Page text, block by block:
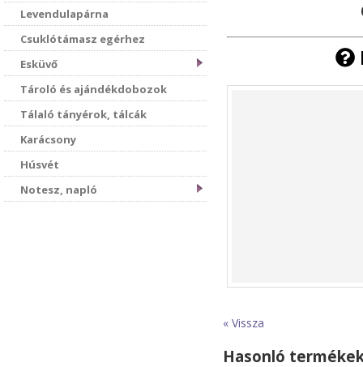
Levendulapárna
Csuklótámasz egérhez
Esküvő
Tároló és ajándékdobozok
Tálaló tányérok, tálcák
Karácsony
Húsvét
Notesz, napló
« Vissza
Hasonló